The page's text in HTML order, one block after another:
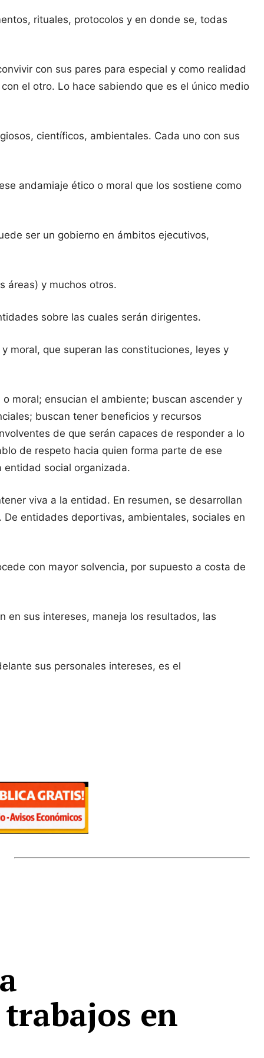
rituales, protocolos y en donde se, todas
con sus pares para especial y como realidad
el otro. Lo hace sabiendo que es el único medio
científicos, ambientales. Cada uno con sus
andamiaje ético o moral que los sostiene como
ser un gobierno en ámbitos ejecutivos,
áreas) y muchos otros.
sobre las cuales serán dirigentes.
moral, que superan las constituciones, leyes y
moral; ensucian el ambiente; buscan ascender y
buscan tener beneficios y recursos
de que serán capaces de responder a lo
de respeto hacia quien forma parte de ese
entidad social organizada.
viva a la entidad. En resumen, se desarrollan
entidades deportivas, ambientales, sociales en
con mayor solvencia, por supuesto a costa de
en sus intereses, maneja los resultados, las
sus personales intereses, es el